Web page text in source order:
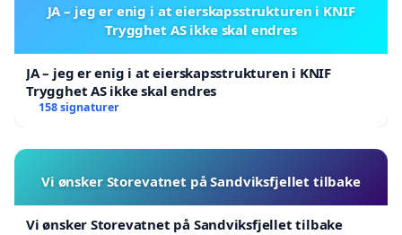
JA – jeg er enig i at eierskapsstrukturen i KNIF
Trygghet AS ikke skal endres
JA – jeg er enig i at eierskapsstrukturen i KNIF
Trygghet AS ikke skal endres
158 signaturer
Vi ønsker Storevatnet på Sandviksfjellet tilbake
Vi ønsker Storevatnet på Sandviksfjellet tilbake